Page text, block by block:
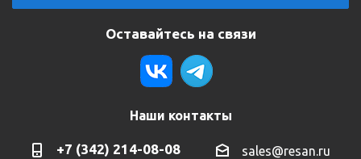
Оставайтесь на связи
Наши контакты
+7 (342) 214-08-08 sales@resan.ru